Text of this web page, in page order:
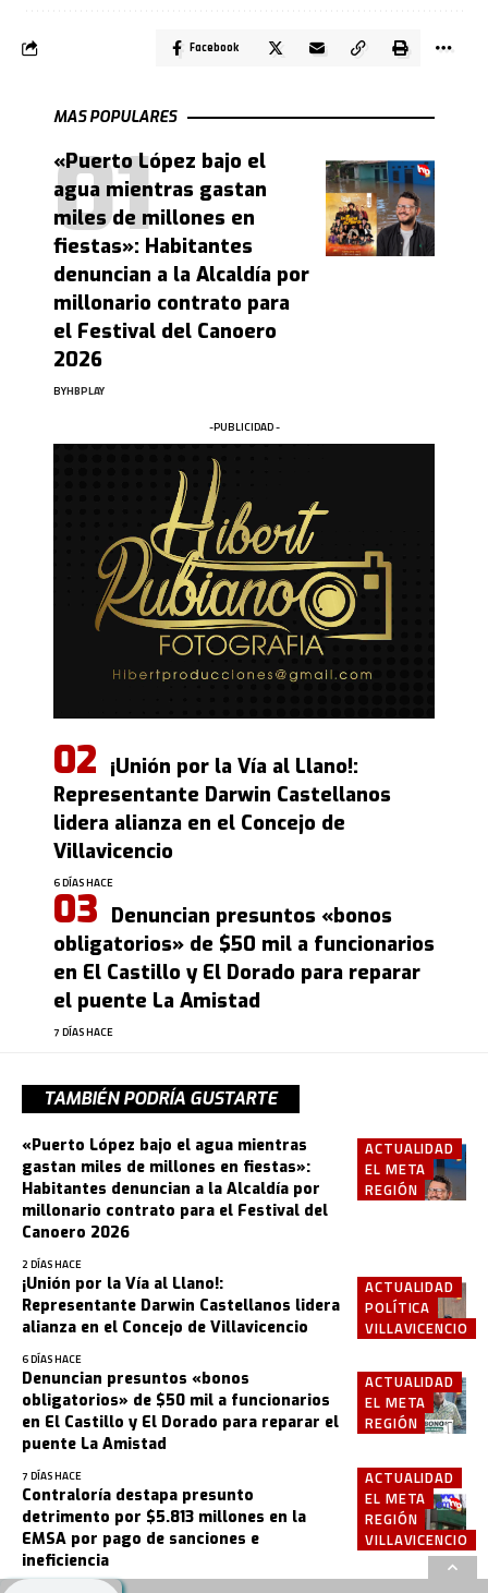
Facebook
MAS POPULARES
«Puerto López bajo el
agua mientras gastan
miles de millones en
fiestas»: Habitantes
denuncian a la Alcaldía por
millonario contrato para
el Festival del Canoero
2026
BYHBPLAY
-PUBLICIDAD -
¡Unión por la Vía al Llano!:
Representante Darwin Castellanos
lidera alianza en el Concejo de
Villavicencio
6 DÍAS HACE
Denuncian presuntos «bonos
obligatorios» de $50 mil a funcionarios
en El Castillo y El Dorado para reparar
el puente La Amistad
7 DÍAS HACE
TAMBIÉN PODRÍA GUSTARTE
ACTUALIDAD
EL META
REGIÓN
«Puerto López bajo el agua mientras
gastan miles de millones en fiestas»:
Habitantes denuncian a la Alcaldía por
millonario contrato para el Festival del
Canoero 2026
2 DÍAS HACE
ACTUALIDAD
POLÍTICA
VILLAVICENCIO
¡Unión por la Vía al Llano!:
Representante Darwin Castellanos lidera
alianza en el Concejo de Villavicencio
6 DÍAS HACE
ACTUALIDAD
EL META
REGIÓN
Denuncian presuntos «bonos
obligatorios» de $50 mil a funcionarios
en El Castillo y El Dorado para reparar el
puente La Amistad
7 DÍAS HACE
ACTUALIDAD
EL META
REGIÓN
VILLAVICENCIO
Contraloría destapa presunto
detrimento por $5.813 millones en la
EMSA por pago de sanciones e
ineficiencia